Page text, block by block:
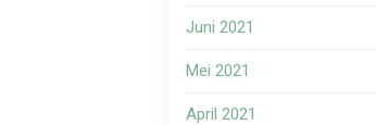
Juni 2021
Mei 2021
April 2021